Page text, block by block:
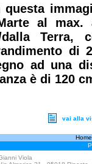
questa
al max.
dalla Terra,
di
ad una
è di 120
vai alla
Home
Viola